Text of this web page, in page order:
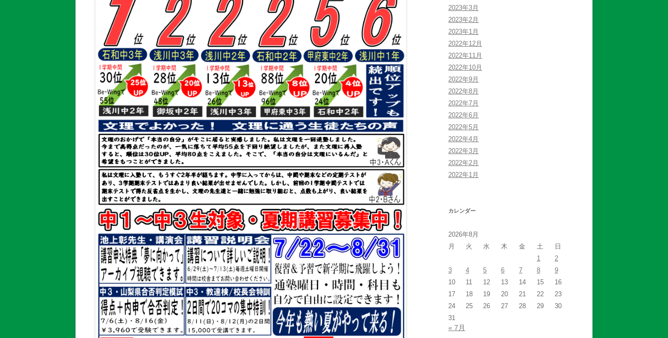
2023年3月
2023年2月
2023年1月
2022年12月
2022年11月
2022年10月
2022年9月
2022年8月
2022年7月
2022年6月
2022年5月
2022年4月
2022年3月
2022年2月
2022年1月
カレンダー
2026年8月
月
火 水 木 金 土
日
1
2
3
4 5 6 7 8
9
10
11 12 13 14 15
16
17
18 19 20 21 22
23
24
25 26 27 28 29
30
31
« 7月